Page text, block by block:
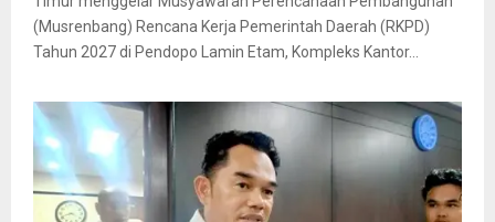
(Musrenbang) Rencana Kerja Pemerintah Daerah (RKPD)
Tahun 2027 di Pendopo Lamin Etam, Kompleks Kantor...